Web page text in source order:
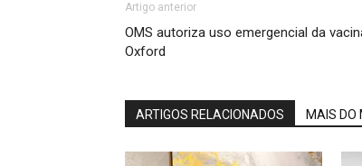
Artigo anterior
OMS autoriza uso emergencial da
Oxford
ARTIGOS RELACIONADOS MAIS DO